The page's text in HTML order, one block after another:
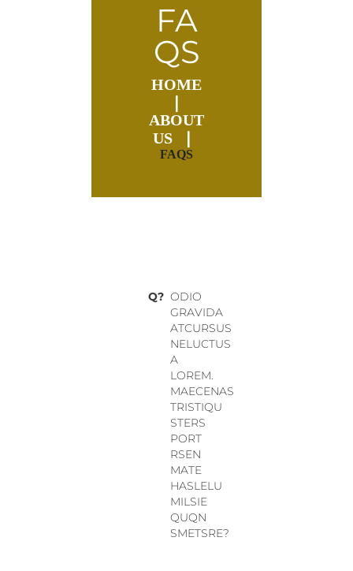
FA
QS
HOME
ABOUT
US
FAQS
Q? ODIO
GRAVIDA
ATCURSUS
NELUCTUS
A
LOREM.
MAECENAS
TRISTIQU
STERS
PORT
RSEN
MATE
HASLELU
MILSIE
QUQN
SMETSRE?